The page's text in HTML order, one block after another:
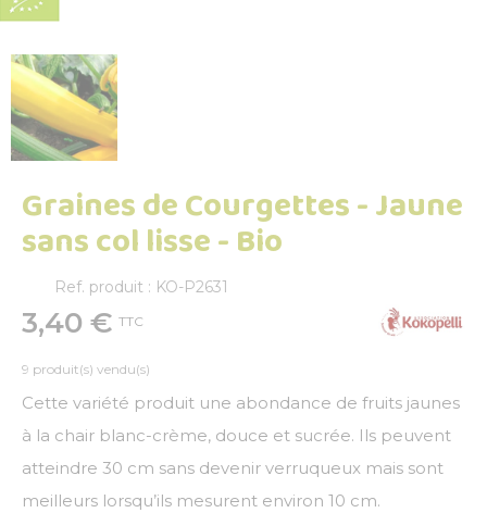
Graines de Courgettes - Jaune
sans col lisse - Bio
Ref. produit : KO-P2631
3,40 € TTC
9 produit(s) vendu(s)
Cette variété produit une abondance de fruits jaunes
à la chair blanc-crème, douce et sucrée. Ils peuvent
atteindre 30 cm sans devenir verruqueux mais sont
meilleurs lorsqu’ils mesurent environ 10 cm.